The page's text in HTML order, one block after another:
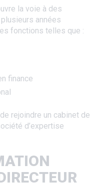
la voie à des
années
fonctions telles que :
finance
rejoindre un cabinet de
d’expertise